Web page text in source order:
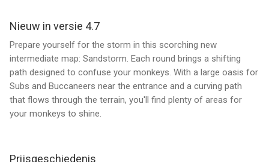
play
And that's just the beginning - regular updates will keep Bloons
TD 5 HD fresh, fun, and challenging for many months to come.
Now it's time to pop some Bloons!
Remember to save to iCloud after each victory or purchase to
save your progress.
Nieuw in versie 4.7
Prepare yourself for the storm in this scorching new
intermediate map: Sandstorm. Each round brings a shifting
path designed to confuse your monkeys. With a large oasis for
Subs and Buccaneers near the entrance and a curving path
that flows through the terrain, you'll find plenty of areas for
your monkeys to shine.
Prijsgeschiedenis